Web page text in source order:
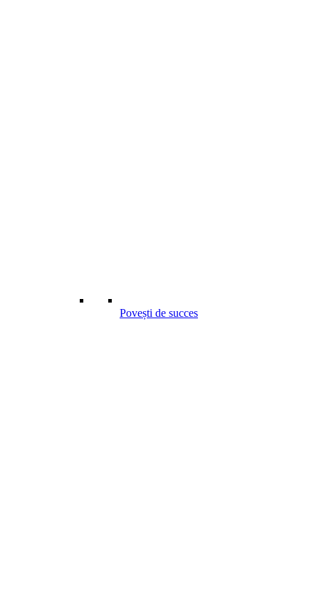
Povești de succes